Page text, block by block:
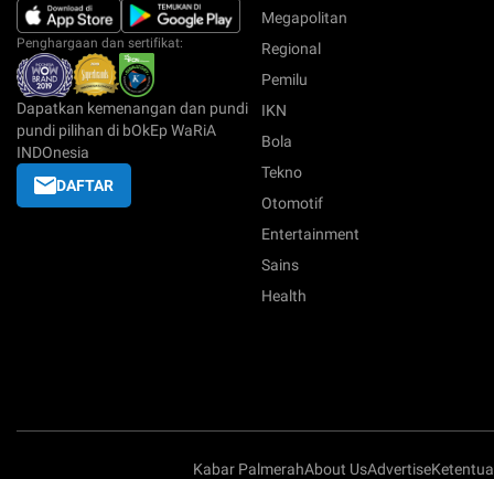
Penghargaan dan sertifikat:
Dapatkan kemenangan dan pundi
pundi pilihan di bOkEp WaRiA
INDOnesia
DAFTAR
Megapolitan
Regional
Pemilu
IKN
Bola
Tekno
Otomotif
Entertainment
Sains
Health
Kabar PalmerahAbout UsAdvertise